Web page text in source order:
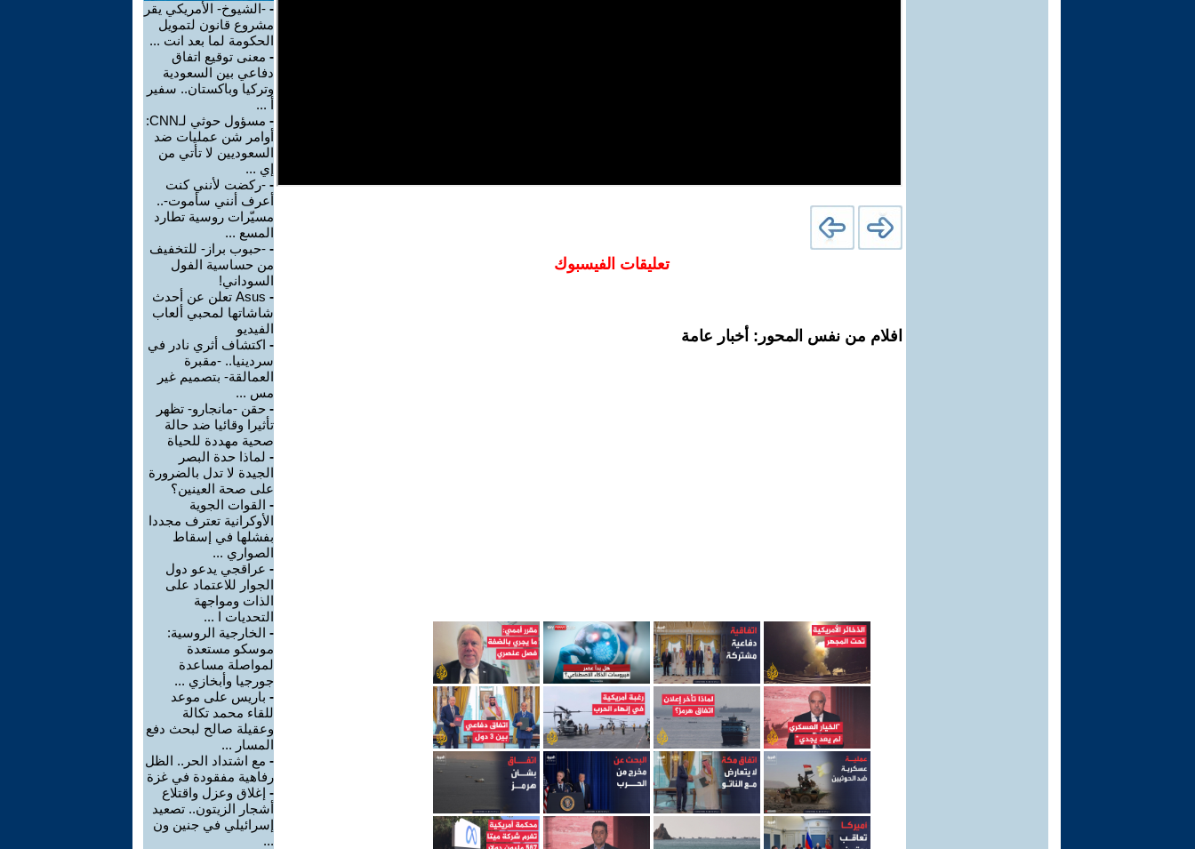
تعليقات الفيسبوك
افلام من نفس المحور: أخبار عامة
- -الشيوخ- الأمريكي يقر
مشروع قانون لتمويل
الحكومة لما بعد انت ...
- معنى توقيع اتفاق
دفاعي بين السعودية
وتركيا وباكستان.. سفير
أ ...
-
مسؤول حوثي لـCNN:
أوامر شن عمليات ضد
السعوديين لا تأتي من
إي ...
- -ركضت لأنني كنت
أعرف أنني سأموت-..
مسيّرات روسية تطارد
المسع ...
- -حبوب براز- للتخفيف
من حساسية الفول
السوداني!
-
Asus تعلن عن أحدث
شاشاتها لمحبي ألعاب
الفيديو
- اكتشاف أثري نادر في
سردينيا.. -مقبرة
العمالقة- بتصميم غير
مس ...
- حقن -مانجارو- تظهر
تأثيرا وقائيا ضد حالة
صحية مهددة للحياة
- لماذا حدة البصر
الجيدة لا تدل بالضرورة
على صحة العينين؟
- القوات الجوية
الأوكرانية تعترف مجددا
بفشلها في إسقاط
الصواري ...
- عراقجي يدعو دول
الجوار للاعتماد على
الذات ومواجهة
التحديات ا ...
- الخارجية الروسية:
موسكو مستعدة
لمواصلة مساعدة
جورجيا وأبخازي ...
- باريس على موعد
للقاء محمد تكالة
وعقيلة صالح لبحث دفع
المسار ...
- مع اشتداد الحر.. الظل
رفاهية مفقودة في غزة
- إغلاق وعزل واقتلاع
أشجار الزيتون.. تصعيد
إسرائيلي في جنين ون
...